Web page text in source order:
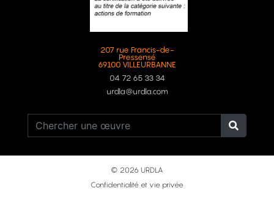
207 rue Francis-de-
Pressensé
69100 VILLEURBANNE
04 72 65 33 34
urdla@urdla.com
© 2026 URDLA
Confidentialité et vie privée